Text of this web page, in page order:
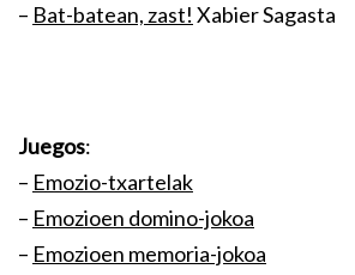
– Bat-batean, zast! Xabier Sagasta
Juegos:
– Emozio-txartelak
– Emozioen domino-jokoa
– Emozioen memoria-jokoa